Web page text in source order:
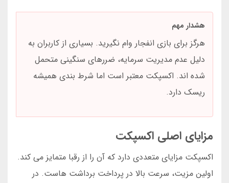
هشدار مهم
هرگز برای بازی انفجار وام نگیرید. بسیاری از کاربران به
دلیل عدم مدیریت سرمایه، ضررهای سنگینی متحمل
شده اند. اکسپکت معتبر است اما شرط بندی همیشه
ریسک دارد.
مزایای اصلی اکسپکت
اکسپکت مزایای متعددی دارد که آن را از رقبا متمایز می کند.
اولین مزیت، سرعت بالا در پرداخت برداشت هاست. در